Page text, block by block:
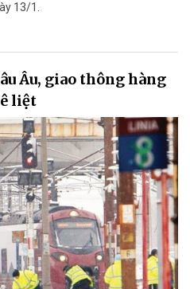
13/1.
Âu, giao thông hàng
liệt